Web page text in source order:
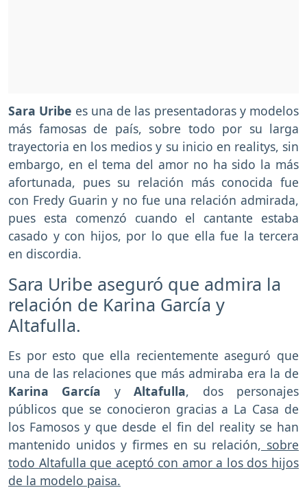
Sara Uribe es una de las presentadoras y modelos
más famosas de país, sobre todo por su larga
trayectoria en los medios y su inicio en realitys, sin
embargo, en el tema del amor no ha sido la más
afortunada, pues su relación más conocida fue
con Fredy Guarin y no fue una relación admirada,
pues esta comenzó cuando el cantante estaba
casado y con hijos, por lo que ella fue la tercera
en discordia.
Sara Uribe aseguró que admira la
relación de Karina García y
Altafulla.
Es por esto que ella recientemente aseguró que
una de las relaciones que más admiraba era la de
Karina García yAltafulla, dos personajes
públicos que se conocieron gracias a La Casa de
los Famosos y que desde el fin del reality se han
mantenido unidos y firmes en su relación, sobre
todo Altafulla que aceptó con amor a los dos hijos
de la modelo paisa.